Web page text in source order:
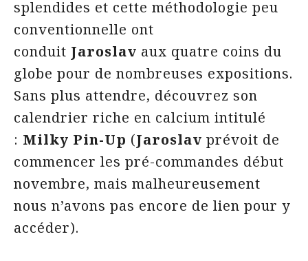
splendides et cette méthodologie peu
conventionnelle ont
conduit Jaroslav aux quatre coins du
globe pour de nombreuses expositions.
Sans plus attendre, découvrez son
calendrier riche en calcium intitulé
: Milky Pin-Up (Jaroslav prévoit de
commencer les pré-commandes début
novembre, mais malheureusement
nous n’avons pas encore de lien pour y
accéder).